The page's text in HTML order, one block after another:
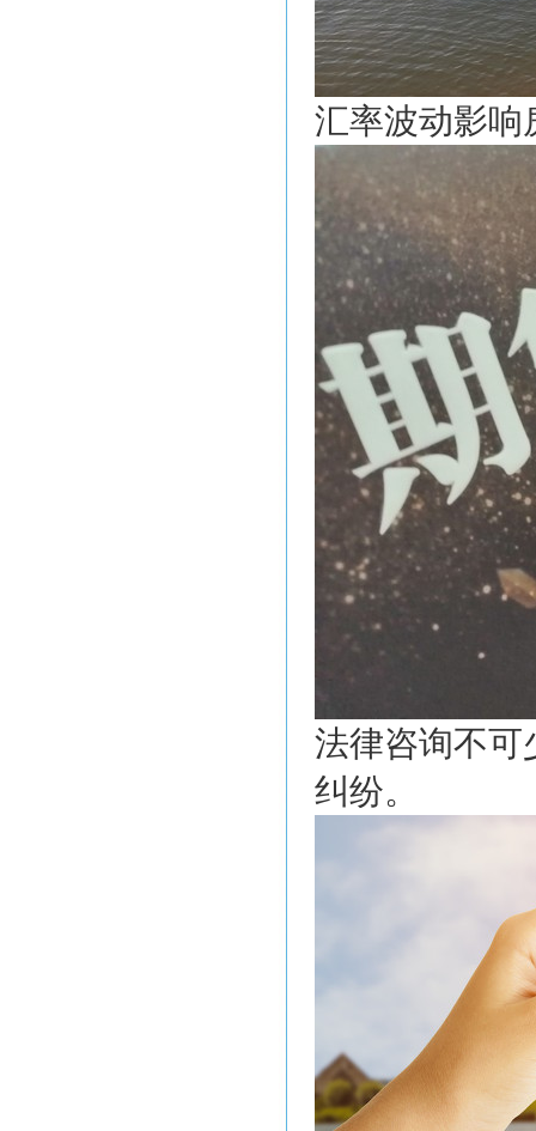
汇率波动影响
法律咨询不可
纠纷。